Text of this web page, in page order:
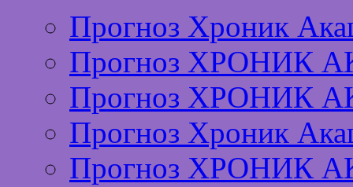
Прогноз Хроник
Прогноз ХРОНИК
Прогноз ХРОНИК
Прогноз Хроник
Прогноз ХРОНИК